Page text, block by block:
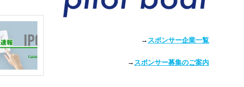
→ スポンサー企業一覧
→ スポンサー募集のご案内